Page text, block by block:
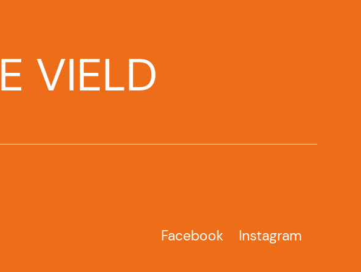
VIELD
Facebook Instagram